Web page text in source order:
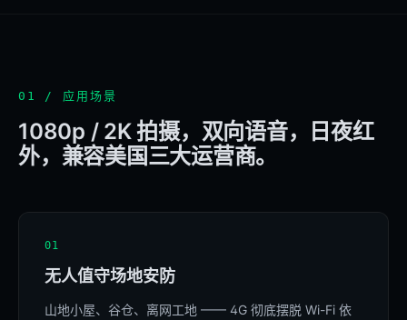
01 / 应用场景
1080p / 2K 拍摄，双向语音，日夜红
外，兼容美国三大运营商。
01
无人值守场地安防
山地小屋、谷仓、离网工地 —— 4G 彻底摆脱 Wi-Fi 依